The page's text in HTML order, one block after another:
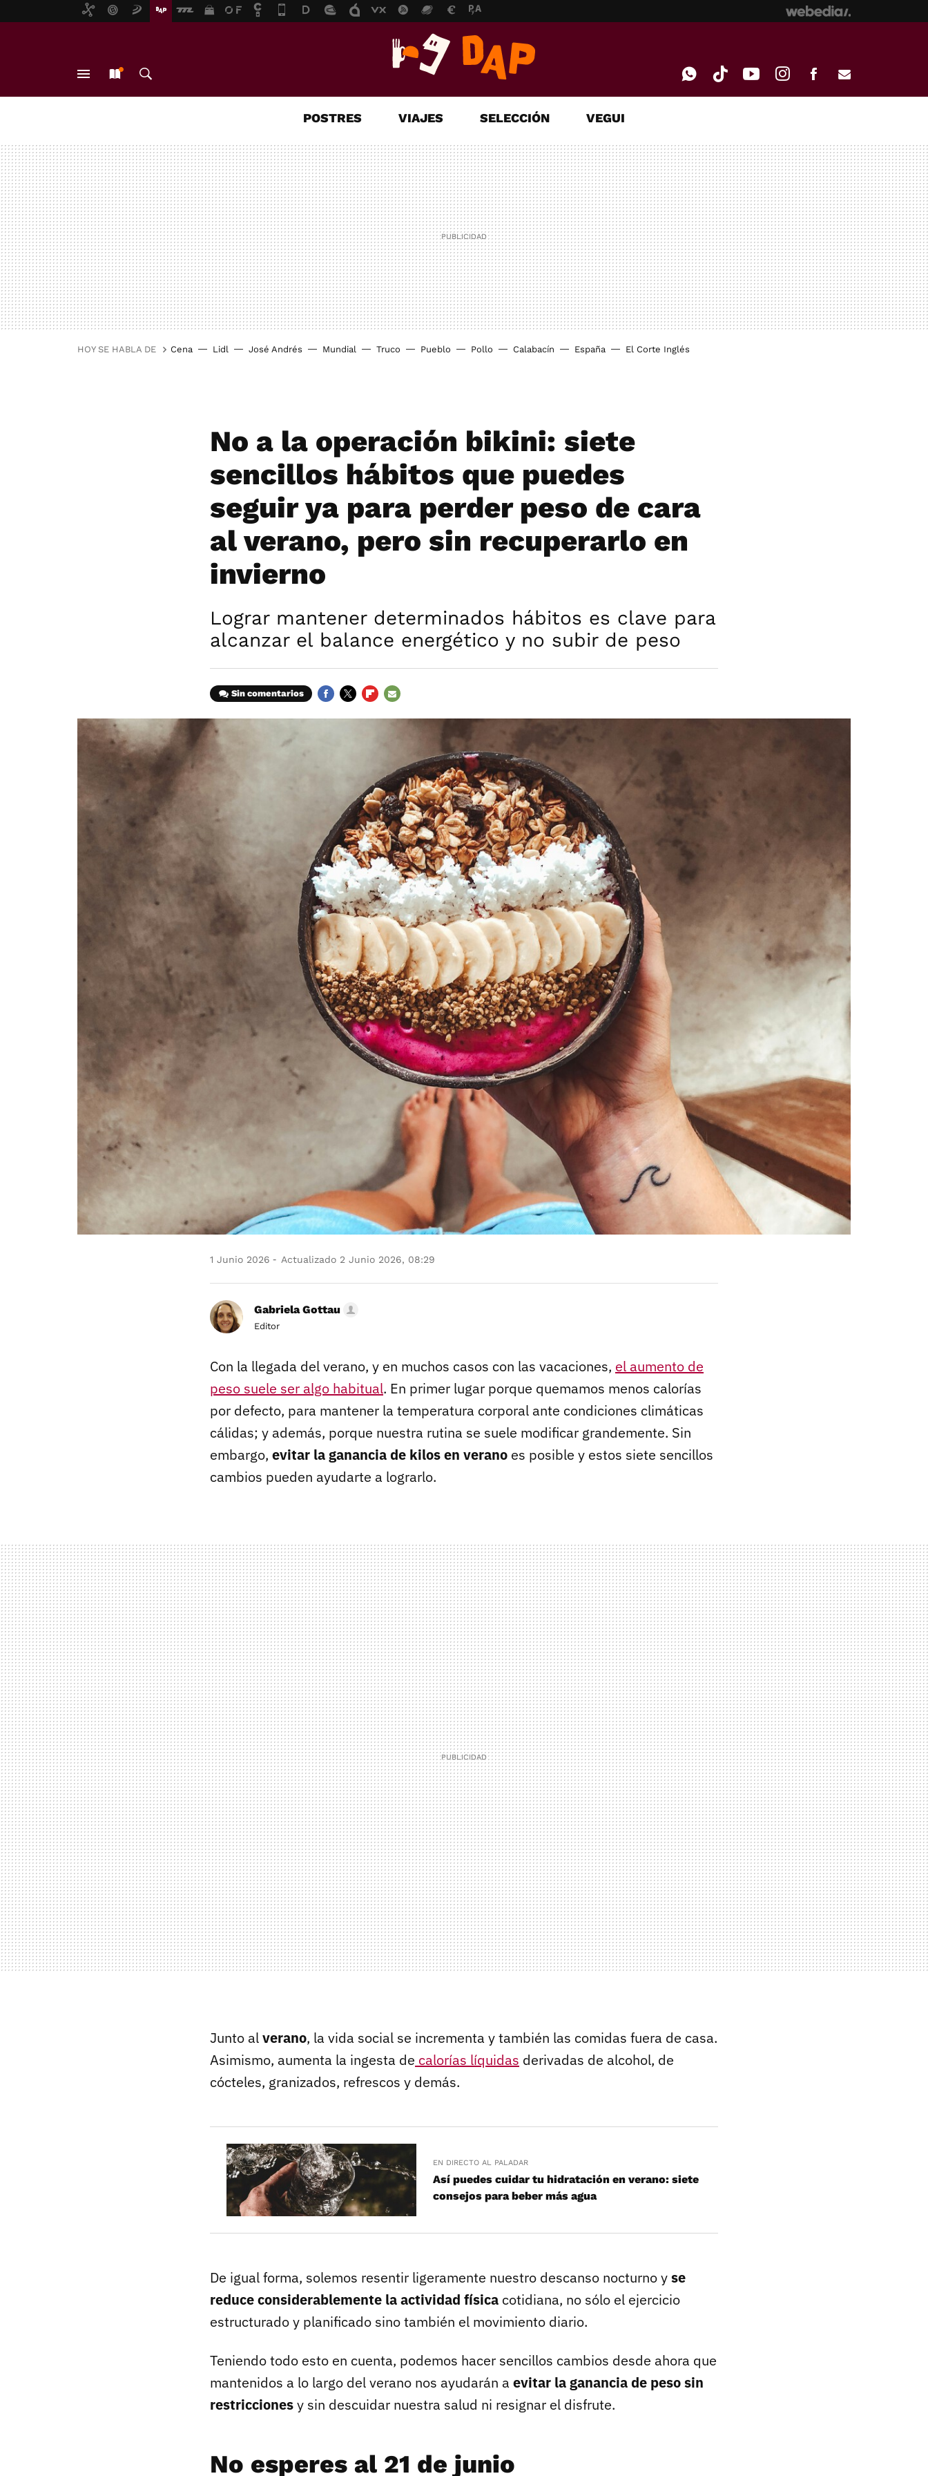
MAIL
POSTRES VIAJES SELECCIÓN VEGUI
HOY SE HABLA DE Cena Lidl José Andrés Mundial Truco Pueblo Pollo Calabacín España El Corte Inglés
No a la operación bikini: siete
sencillos hábitos que puedes
seguir ya para perder peso de cara
al verano, pero sin recuperarlo en
invierno
Lograr mantener determinados hábitos es clave para
alcanzar el balance energético y no subir de peso
Sin comentarios
1 Junio 2026 Actualizado 2 Junio 2026, 08:29
Gabriela Gottau
Editor
Con la llegada del verano, y en muchos casos con las vacaciones, el aumento de
peso suele ser algo habitual. En primer lugar porque quemamos menos calorías
por defecto, para mantener la temperatura corporal ante condiciones climáticas
cálidas; y además, porque nuestra rutina se suele modificar grandemente. Sin
embargo, evitar la ganancia de kilos en verano es posible y estos siete sencillos
cambios pueden ayudarte a lograrlo.
Junto alverano, la vida social se incrementa y también las comidas fuera de casa.
Asimismo, aumenta la ingesta de calorías líquidas derivadas de alcohol, de
cócteles, granizados, refrescos y demás.
EN DIRECTO AL PALADAR
Así puedes cuidar tu hidratación en verano: siete
consejos para beber más agua
De igual forma, solemos resentir ligeramente nuestro descanso nocturno yse
reduce considerablemente la actividad física cotidiana, no sólo el ejercicio
estructurado y planificado sino también el movimiento diario.
Teniendo todo esto en cuenta, podemos hacer sencillos cambios desde ahora que
mantenidos a lo largo del verano nos ayudarán a evitar la ganancia de peso sin
restriccionesy sin descuidar nuestra salud ni resignar el disfrute.
No esperes al 21 de junio